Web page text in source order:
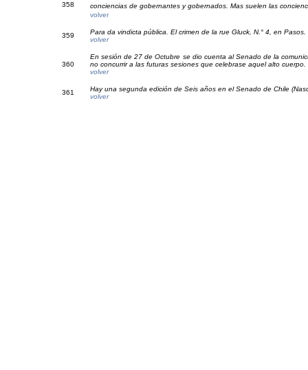
358
conciencias de gobernantes y gobernados. Mas suelen las
volver
359
Para da vindicta pública. El crimen de la rue Gluck, N.° 4, en Pasos.
volver
360
En sesión de 27 de Octubre se dio cuenta al Senado de la
no concurrir a las futuras sesiones que celebrase aquel alto cuerpo.
volver
361
Hay una segunda edición de Seis años en el Senado de Chile
volver